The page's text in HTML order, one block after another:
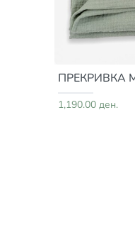
ПРЕКРИВКА
1,190.00 ден.